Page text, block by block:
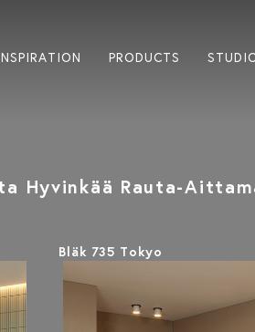
PRODUCTS
Hyvinkää Rauta-
Bläk 735 Tokyo